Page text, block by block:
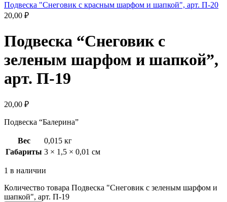
Подвеска "Снеговик с красным шарфом и шапкой", арт. П-20
20,00 ₽
Подвеска “Снеговик с
зеленым шарфом и шапкой”,
арт. П-19
20,00 ₽
Подвеска “Балерина”
Вес
0,015 кг
Габариты 3 × 1,5 × 0,01 см
1 в наличии
Количество товара Подвеска "Снеговик с зеленым шарфом и
шапкой", арт. П-19